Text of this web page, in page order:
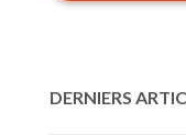
DERNIERS